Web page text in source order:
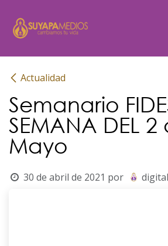
Actualidad
Semanario
SEMANA DEL
Mayo
30 de abril de 2021 por digital